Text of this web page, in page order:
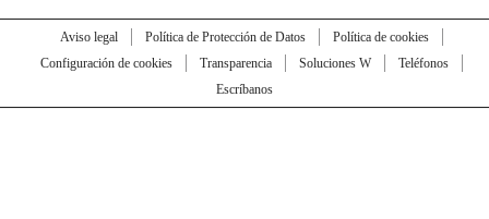
Aviso legal Política de Protección de Datos
Política de cookies
Configuración de cookies
Transparencia Soluciones W
Teléfonos
Escríbanos